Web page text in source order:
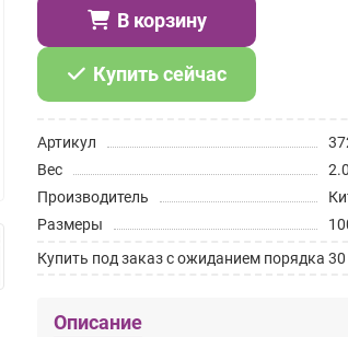
В корзину
Купить сейчас
Артикул
Вес
Производитель
Размеры
Купить под заказ с ожиданием порядка
Описание